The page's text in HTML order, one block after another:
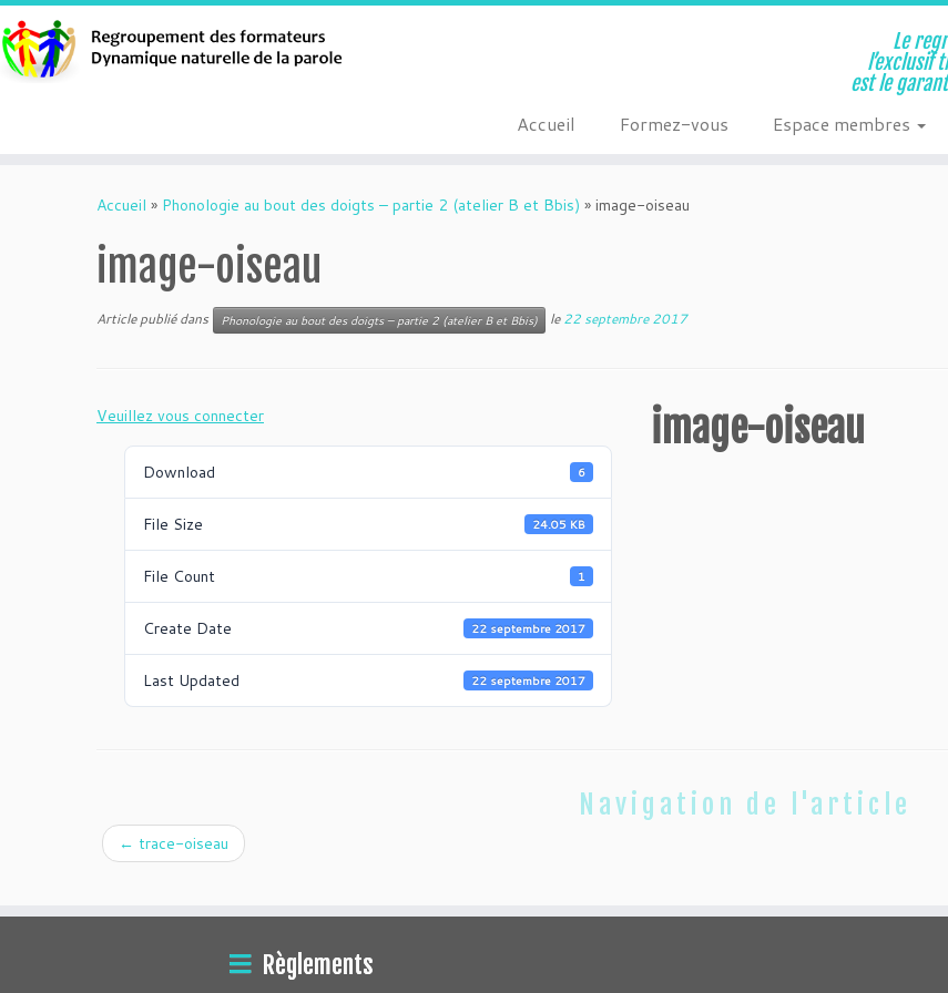
Le
l’exclusif
est le
Accueil Formez-vous Espace membres
Accueil » Phonologie au bout des doigts – partie 2 (atelier B et Bbis) » image-oiseau
image-oiseau
Article publié dans Phonologie au bout des doigts – partie 2 (atelier B et Bbis) le22 septembre 2017
Veuillez vous connecter
Download 6
File Size 24.05 KB
File Count 1
Create Date 22 septembre 2017
Last Updated 22 septembre 2017
image-oiseau
Navigation de l'article
← trace-oiseau
Règlements